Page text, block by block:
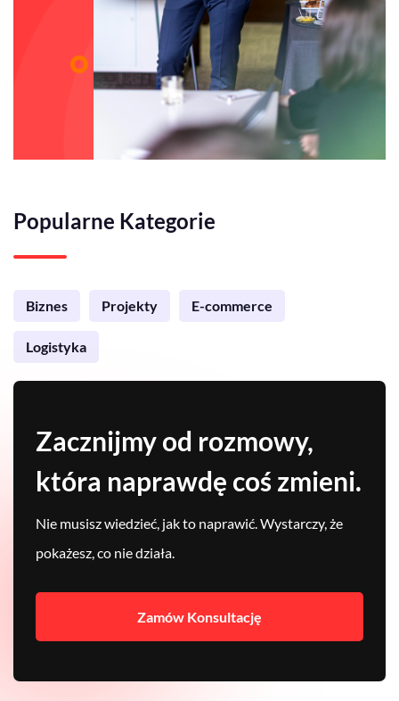
Popularne Kategorie
Biznes Projekty E-commerce
Logistyka
Zacznijmy od rozmowy,
która naprawdę coś zmieni.
Nie musisz wiedzieć, jak to naprawić. Wystarczy, że
pokażesz, co nie działa.
Zamów Konsultację